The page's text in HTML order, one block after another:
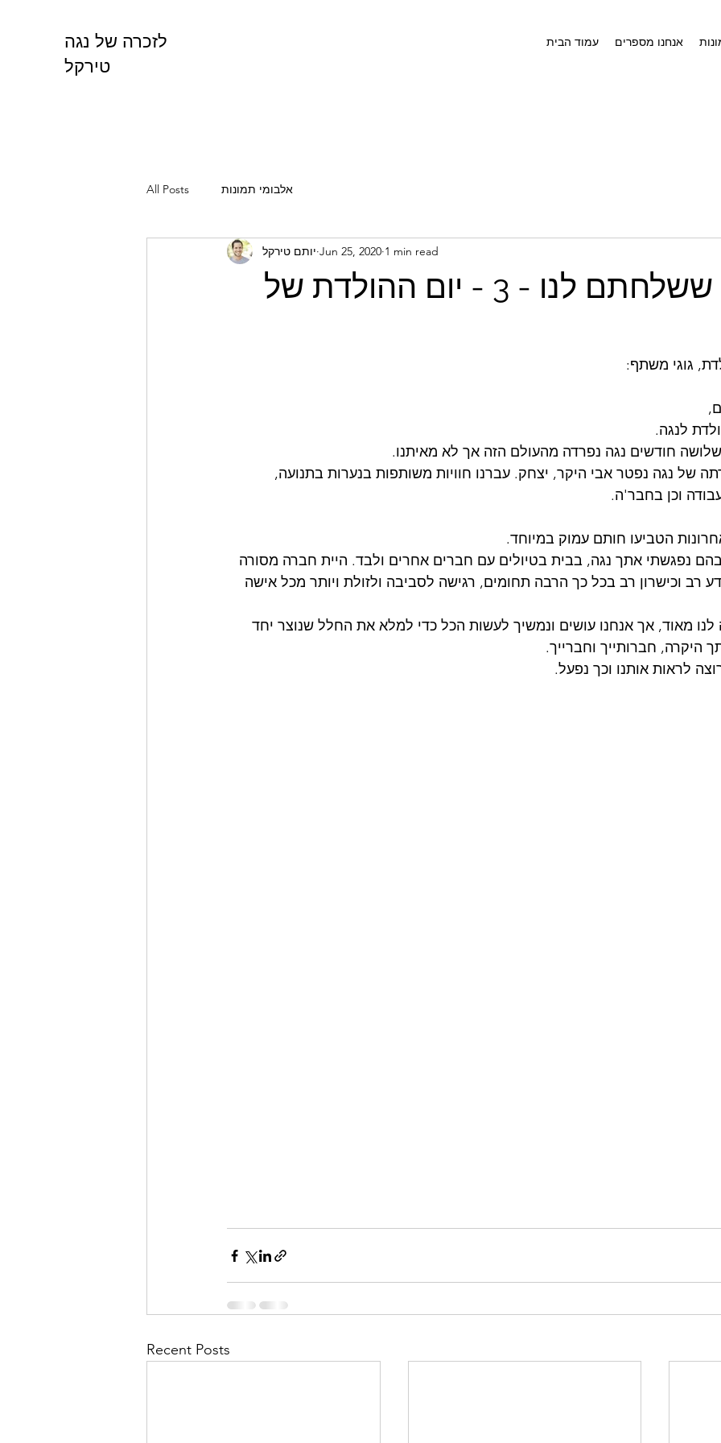
לזכרה של נגה
טירקל
עמוד הבית אנחנו מספרים
All Posts אלבומי תמונות
סיפורים ששלחתם לנו - 3 - יום ההולדת של
יותם טירקל Jun 25, 2020 1 min read
גוגי משתף:
לנגה.
חודשים נגה נפרדה מהעולם הזה אך לא מאיתנו.
של נגה נפטר אבי היקר, יצחק. עברנו חוויות משותפות בנערות בתנועה,
וכן בחבר'ה.
הטביעו חותם עמוק במיוחד.
נפגשתי אתך נגה, בבית בטיולים עם חברים אחרים ולבד. היית חברה מסורה
רב וכישרון רב בכל כך הרבה תחומים, רגישה לסביבה ולזולת ויותר מכל אישה
מאוד, אך אנחנו עושים ונמשיך לעשות הכל כדי למלא את החלל שנוצר יחד
היקרה, חברותייך וחברייך.
לראות אותנו וכך נפעל.
Recent Posts